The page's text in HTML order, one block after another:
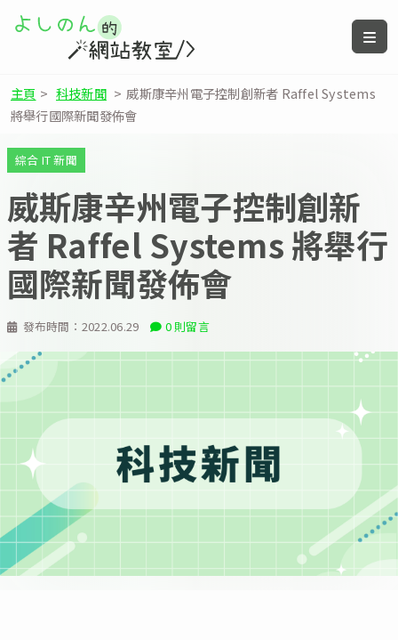
主頁 > 科技新聞 > 威斯康辛州電子控制創新者 Raffel Systems
將舉行國際新聞發佈會
發布時間： 2022.06.29 0 則留言
綜合 IT 新聞
威斯康辛州電子控制創新
者 Raffel Systems 將舉行
國際新聞發佈會